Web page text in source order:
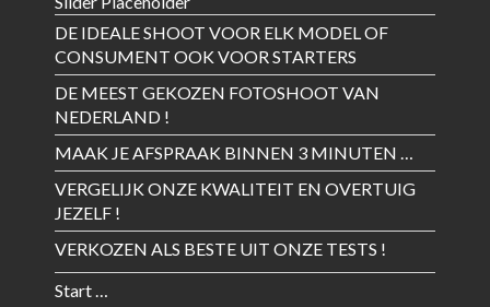
DE IDEALE SHOOT VOOR ELK MODEL OF
CONSUMENT OOK VOOR STARTERS
DE MEEST GEKOZEN FOTOSHOOT VAN
NEDERLAND !
MAAK JE AFSPRAAK BINNEN 3 MINUTEN …
VERGELIJK ONZE KWALITEIT EN OVERTUIG
JEZELF !
VERKOZEN ALS BESTE UIT ONZE TESTS !
Start …